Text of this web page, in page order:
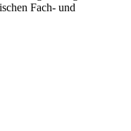
Fach- und